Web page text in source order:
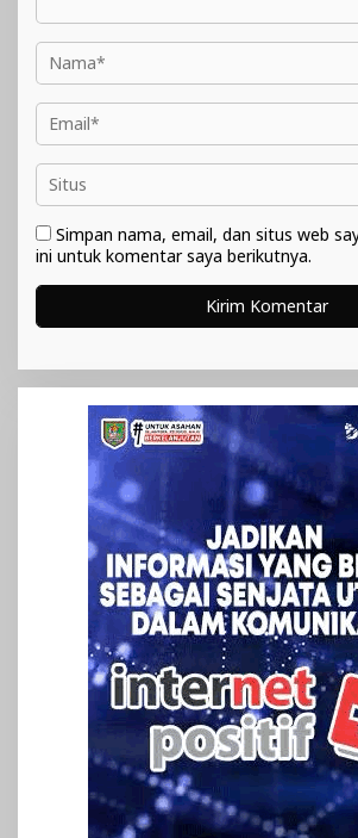
Simpan nama, email, dan situs web
ini untuk komentar saya berikutnya.